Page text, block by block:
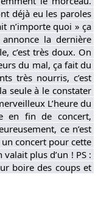
déjà eu les paroles
n’importe quoi » ça
la dernière
c’est très doux. On
du mal, ça fait du
très nourris, c’est
seule à le constater
L’heure du
en fin de concert,
ce n’est
concert pour cette
plus d’un ! PS :
boire des coups et